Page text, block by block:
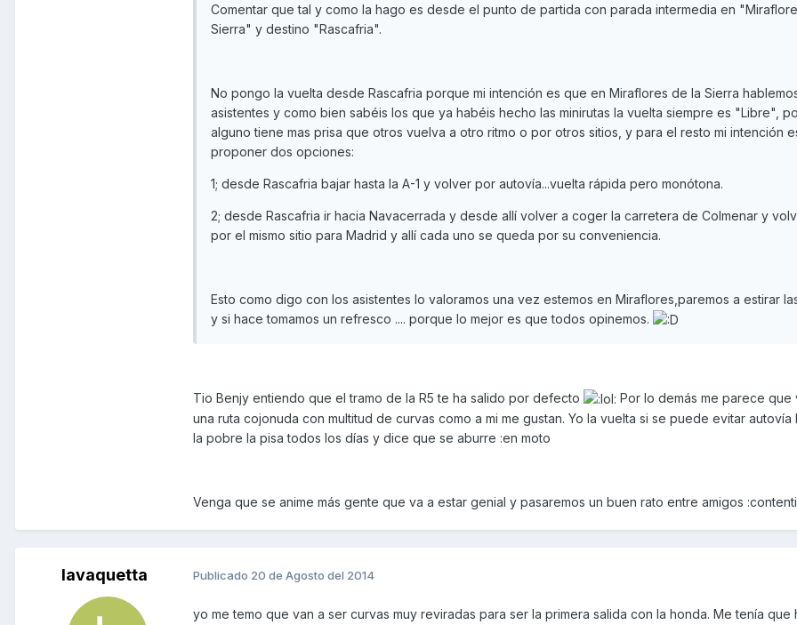
Comentar que tal y como la hago es desde el punto de partida con parada intermedia en
Sierra" y destino "Rascafria".
No pongo la vuelta desde Rascafria porque mi intención es que en Miraflores de la Sierra
asistentes y como bien sabéis los que ya habéis hecho las minirutas la vuelta siempre es "Libre",
alguno tiene mas prisa que otros vuelva a otro ritmo o por otros sitios, y para el resto mi intención
proponer dos opciones:
1; desde Rascafria bajar hasta la A-1 y volver por autovía...vuelta rápida pero monótona.
2; desde Rascafria ir hacia Navacerrada y desde allí volver a coger la carretera de Colmenar y
por el mismo sitio para Madrid y allí cada uno se queda por su conveniencia.
Esto como digo con los asistentes lo valoramos una vez estemos en Miraflores,paremos a estirar
y si hace tomamos un refresco .... porque lo mejor es que todos opinemos.
Tio Benjy entiendo que el tramo de la R5 te ha salido por defecto
Por lo demás me parece que
una ruta cojonuda con multitud de curvas como a mi me gustan. Yo la vuelta si se puede evitar autovía
la pobre la pisa todos los días y dice que se aburre :en moto
Venga que se anime más gente que va a estar genial y pasaremos un buen rato entre amigos
lavaquetta Publicado 20 de Agosto del 2014
yo me temo que van a ser curvas muy reviradas para ser la primera salida con la honda. Me tenía que